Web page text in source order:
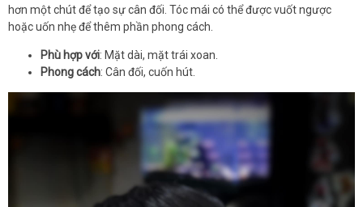
hơn một chút để tạo sự cân đối. Tóc mái có thể được vuốt ngược
hoặc uốn nhẹ để thêm phần phong cách.
Phù hợp với: Mặt dài, mặt trái xoan.
Phong cách: Cân đối, cuốn hút.